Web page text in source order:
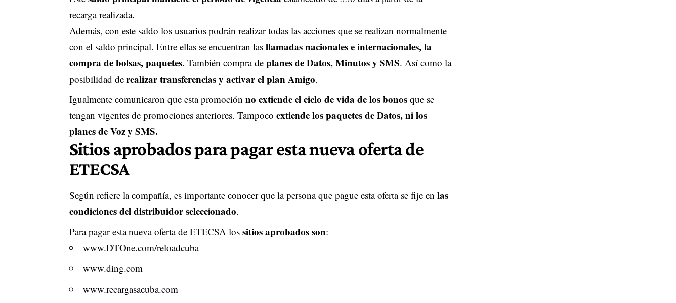
recarga realizada.
Además, con este saldo los usuarios podrán realizar todas las acciones que se realizan normalmente
con el saldo principal. Entre ellas se encuentran las llamadas nacionales e internacionales, la
compra de bolsas, paquetes. También compra de planes de Datos, Minutos y SMS. Así como la
posibilidad de realizar transferencias y activar el plan Amigo.
Igualmente comunicaron que esta promoción no extiende el ciclo de vida de los bonosque se
tengan vigentes de promociones anteriores. Tampoco extiende los paquetes de Datos, ni los
planes de Voz y SMS.
Sitios aprobados para pagar esta nueva oferta de
ETECSA
Según refiere la compañía, es importante conocer que la persona que pague esta oferta se fije en las
condiciones del distribuidor seleccionado.
Para pagar esta nueva oferta de ETECSA los sitios aprobados son:
www.DTOne.com/reloadcuba
www.ding.com
www.recargasacuba.com